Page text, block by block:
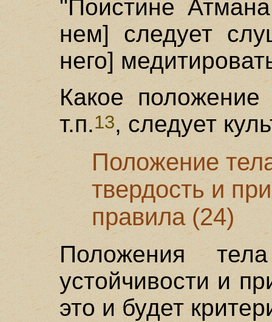
"Поистине
нем] следует
него]
Какое
т.п.13, следует
Положение
твердость и
правила (24)
Положения
устойчивости и
это и будет